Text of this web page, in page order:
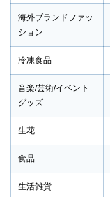
海外ブランドファッ
ション
冷凍食品
音楽/芸術/イベント
グッズ
生花
食品
生活雑貨